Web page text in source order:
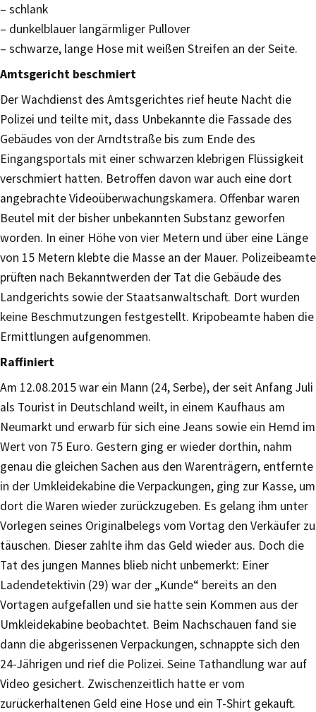
– schlank
– dunkelblauer langärmliger Pullover
– schwarze, lange Hose mit weißen Streifen an der Seite.
Amtsgericht beschmiert
Der Wachdienst des Amtsgerichtes rief heute Nacht die
Polizei und teilte mit, dass Unbekannte die Fassade des
Gebäudes von der Arndtstraße bis zum Ende des
Eingangsportals mit einer schwarzen klebrigen Flüssigkeit
verschmiert hatten. Betroffen davon war auch eine dort
angebrachte Videoüberwachungskamera. Offenbar waren
Beutel mit der bisher unbekannten Substanz geworfen
worden. In einer Höhe von vier Metern und über eine Länge
von 15 Metern klebte die Masse an der Mauer. Polizeibeamte
prüften nach Bekanntwerden der Tat die Gebäude des
Landgerichts sowie der Staatsanwaltschaft. Dort wurden
keine Beschmutzungen festgestellt. Kripobeamte haben die
Ermittlungen aufgenommen.
Raffiniert
Am 12.08.2015 war ein Mann (24, Serbe), der seit Anfang Juli
als Tourist in Deutschland weilt, in einem Kaufhaus am
Neumarkt und erwarb für sich eine Jeans sowie ein Hemd im
Wert von 75 Euro. Gestern ging er wieder dorthin, nahm
genau die gleichen Sachen aus den Warenträgern, entfernte
in der Umkleidekabine die Verpackungen, ging zur Kasse, um
dort die Waren wieder zurückzugeben. Es gelang ihm unter
Vorlegen seines Originalbelegs vom Vortag den Verkäufer zu
täuschen. Dieser zahlte ihm das Geld wieder aus. Doch die
Tat des jungen Mannes blieb nicht unbemerkt: Einer
Ladendetektivin (29) war der „Kunde“ bereits an den
Vortagen aufgefallen und sie hatte sein Kommen aus der
Umkleidekabine beobachtet. Beim Nachschauen fand sie
dann die abgerissenen Verpackungen, schnappte sich den
24-Jährigen und rief die Polizei. Seine Tathandlung war auf
Video gesichert. Zwischenzeitlich hatte er vom
zurückerhaltenen Geld eine Hose und ein T-Shirt gekauft.